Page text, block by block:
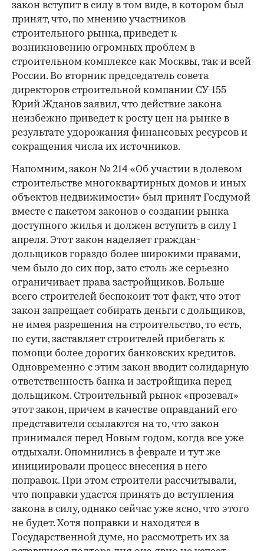
закон вступит в силу в том виде, в котором был
принят, что, по мнению участников
строительного рынка, приведет к
возникновению огромных проблем в
строительном комплексе как Москвы, так и всей
России. Во вторник председатель совета
директоров строительной компании СУ-155
Юрий Жданов заявил, что действие закона
неизбежно приведет к росту цен на рынке в
результате удорожания финансовых ресурсов и
сокращения числа их источников.
Напомним, закон № 214 «Об участии в долевом
строительстве многоквартирных домов и иных
объектов недвижимости» был принят Госдумой
вместе с пакетом законов о создании рынка
доступного жилья и должен вступить в силу 1
апреля. Этот закон наделяет граждан-
дольщиков гораздо более широкими правами,
чем было до сих пор, зато столь же серьезно
ограничивает права застройщиков. Больше
всего строителей беспокоит тот факт, что этот
закон запрещает собирать деньги с дольщиков,
не имея разрешения на строительство, то есть,
по сути, заставляет строителей прибегать к
помощи более дорогих банковских кредитов.
Одновременно с этим закон вводит солидарную
ответственность банка и застройщика перед
дольщиком. Строительный рынок «прозевал»
этот закон, причем в качестве оправданий его
представители ссылаются на то, что закон
принимался перед Новым годом, когда все уже
отдыхали. Опомнились в феврале и тут же
инициировали процесс внесения в него
поправок. При этом строители рассчитывали,
что поправки удастся принять до вступления
закона в силу, однако сейчас уже ясно, что этого
не будет. Хотя поправки и находятся в
Государственной думе, но рассмотреть их за